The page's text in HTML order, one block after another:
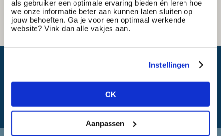
als gebruiker een optimale ervaring bieden én leren hoe
we onze informatie beter aan kunnen laten sluiten op
jouw behoeften. Ga je voor een optimaal werkende
website? Vink dan alle vakjes aan.
Instellingen
OK
Aanpassen